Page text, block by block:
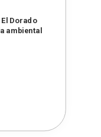
Dorado
ambiental